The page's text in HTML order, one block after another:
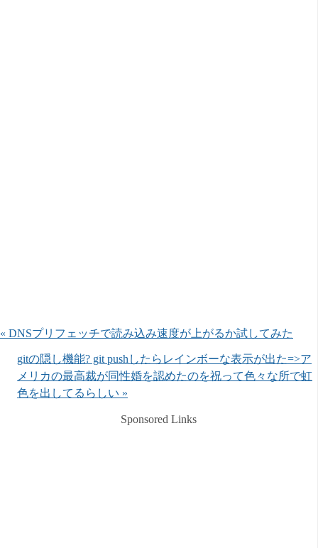
« DNSプリフェッチで読み込み速度が上がるか試してみた
gitの隠し機能? git pushしたらレインボーな表示が出た=>ア
メリカの最高裁が同性婚を認めたのを祝って色々な所で虹
色を出してるらしい »
Sponsored Links